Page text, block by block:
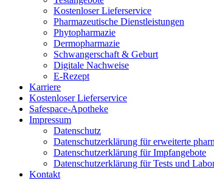
Kostenloser Lieferservice
Pharmazeutische Dienstleistungen
Phytopharmazie
Dermopharmazie
Schwangerschaft & Geburt
Digitale Nachweise
E-Rezept
Karriere
Kostenloser Lieferservice
Safespace-Apotheke
Impressum
Datenschutz
Datenschutzerklärung für erweiterte
Datenschutzerklärung für Impfangebote
Datenschutzerklärung für Tests und
Kontakt